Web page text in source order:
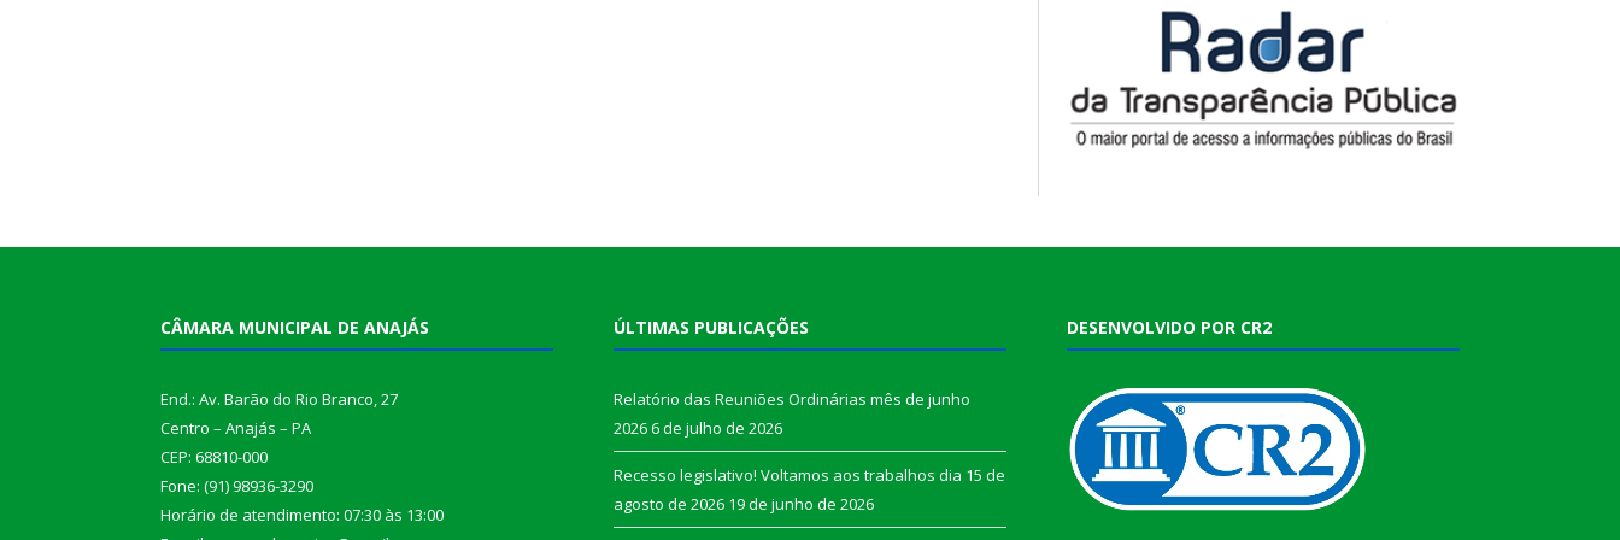
CÂMARA MUNICIPAL DE ANAJÁS
End.: Av. Barão do Rio Branco, 27
Centro – Anajás – PA
CEP: 68810-000
Fone: (91) 98936-3290
Horário de atendimento: 07:30 às 13:00
ÚLTIMAS PUBLICAÇÕES
Relatório das Reuniões Ordinárias mês de junho
20266 de julho de 2026
Recesso legislativo! Voltamos aos trabalhos dia 15 de
agosto de 2026 19 de junho de 2026
DESENVOLVIDO POR CR2